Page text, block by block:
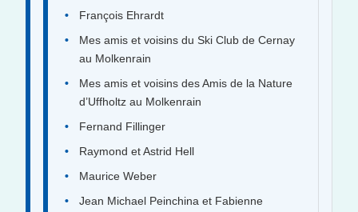
François Ehrardt
Mes amis et voisins du Ski Club de Cernay
au Molkenrain
Mes amis et voisins des Amis de la Nature
d’Uffholtz au Molkenrain
Fernand Fillinger
Raymond et Astrid Hell
Maurice Weber
Jean Michael Peinchina et Fabienne